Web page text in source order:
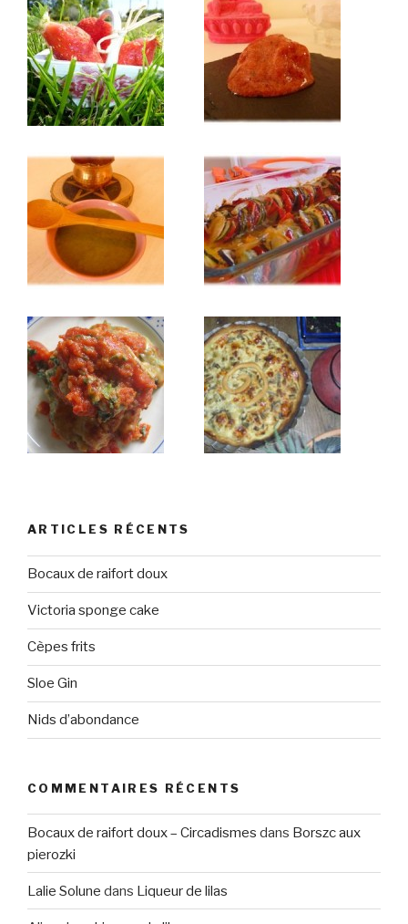
ARTICLES RÉCENTS
Bocaux de raifort doux
Victoria sponge cake
Cèpes frits
Sloe Gin
Nids d’abondance
COMMENTAIRES RÉCENTS
Bocaux de raifort doux – Circadismes dans Borszc aux
pierozki
Lalie Solune dans Liqueur de lilas